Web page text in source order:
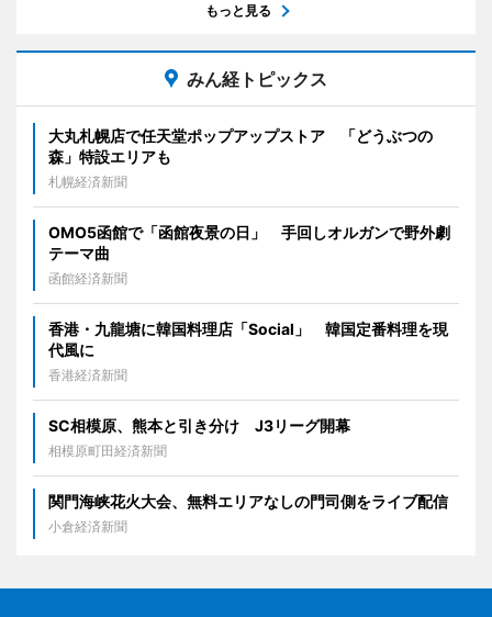
もっと見る
みん経トピックス
大丸札幌店で任天堂ポップアップストア 「どうぶつの
森」特設エリアも
札幌経済新聞
OMO5函館で「函館夜景の日」 手回しオルガンで野外劇
テーマ曲
函館経済新聞
香港・九龍塘に韓国料理店「Social」 韓国定番料理を現
代風に
香港経済新聞
SC相模原、熊本と引き分け J3リーグ開幕
相模原町田経済新聞
関門海峡花火大会、無料エリアなしの門司側をライブ配信
小倉経済新聞